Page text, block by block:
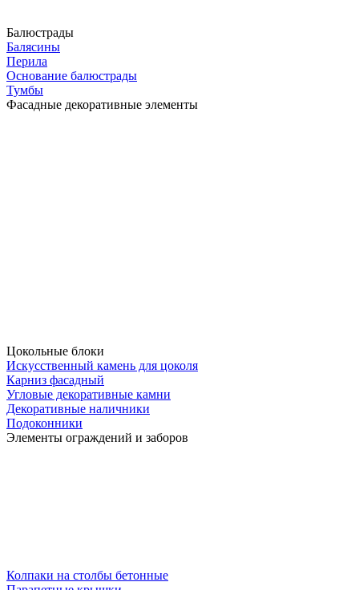
Балюстрады
Балясины
Перила
Основание балюстрады
Тумбы
Фасадные декоративные элементы
Цокольные блоки
Искусственный камень для цоколя
Карниз фасадный
Угловые декоративные камни
Декоративные наличники
Подоконники
Элементы ограждений и заборов
Колпаки на столбы бетонные